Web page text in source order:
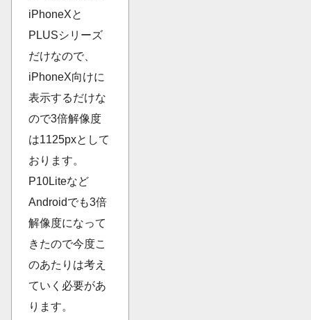
iPhoneXと
PLUSシリーズ
だけなので、
iPhoneX向けに
表示するだけな
ので3倍解像度
は1125pxとして
おります。
P10Liteなど
Androidでも3倍
解像度になって
きたので今度こ
のあたりは考え
ていく必要があ
ります。